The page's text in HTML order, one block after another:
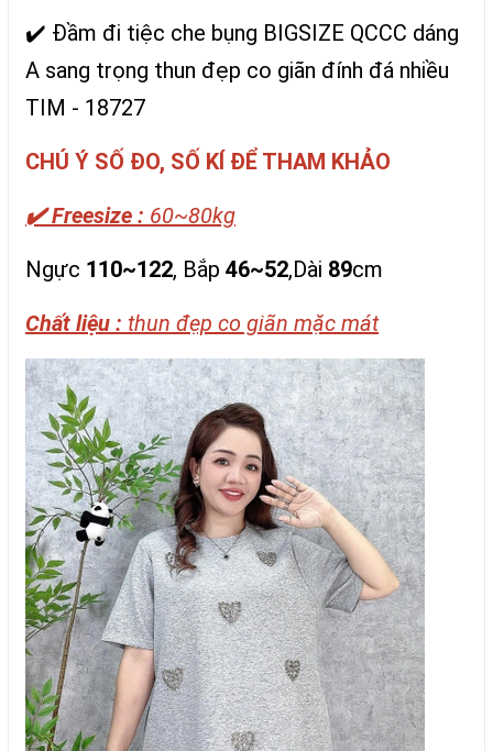
✔️ Đầm đi tiệc che bụng BIGSIZE QCCC dáng
A sang trọng thun đẹp co giãn đính đá nhiều
TIM - 18727
CHÚ Ý SỐ ĐO, SỐ KÍ ĐỂ THAM KHẢO
✔️ Freesize : 60~80kg
Ngực 110~122, Bắp 46~52,Dài 89cm
Chất liệu : thun đẹp co giãn mặc mát